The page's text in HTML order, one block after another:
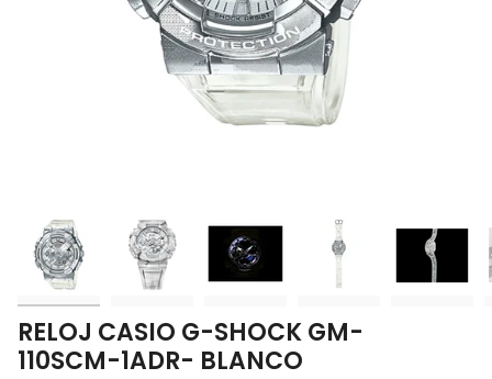
RELOJ CASIO G-SHOCK GM-
110SCM-1ADR- BLANCO